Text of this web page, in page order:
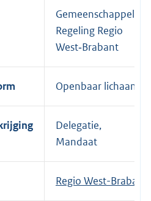
Gemeenschappelijke
Regeling Regio
West‐Brabant
Openbaar lichaam
Delegatie,
Mandaat
Regio West-Brabant